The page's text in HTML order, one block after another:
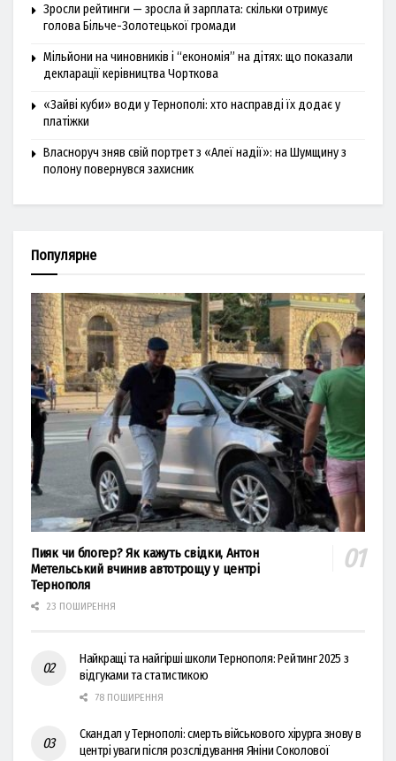
Зросли рейтинги — зросла й зарплата: скільки отримує
голова Більче-Золотецької громади
Мільйони на чиновників і “економія” на дітях: що показали
декларації керівництва Чорткова
«Зайві куби» води у Тернополі: хто насправді їх додає у
платіжки
Власноруч зняв свій портрет з «Алеї надії»: на Шумщину з
полону повернувся захисник
Популярне
Пияк чи блогер? Як кажуть свідки, Антон
Метельський вчинив автотрощу у центрі
Тернополя
23 ПОШИРЕННЯ
Найкращі та найгірші школи Тернополя: Рейтинг 2025 з
відгуками та статистикою
78 ПОШИРЕННЯ
Скандал у Тернополі: смерть військового хірурга знову в
центрі уваги після розслідування Яніни Соколової